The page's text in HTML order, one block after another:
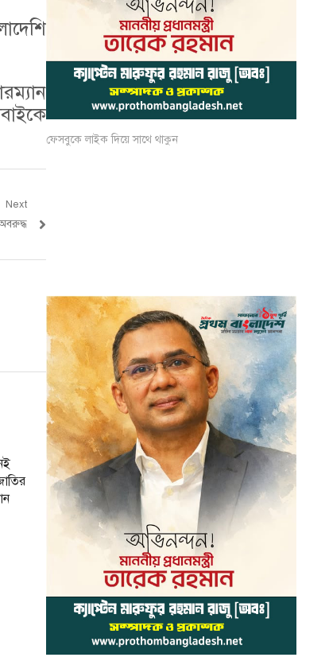
Next
ফেসবুকে লাইক দিয়ে সাথে থাকুন